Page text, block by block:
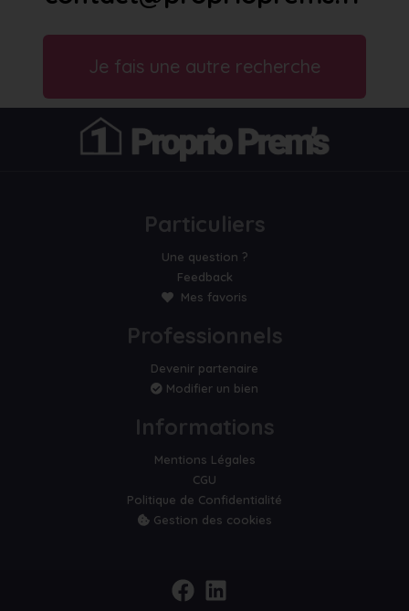
Je fais une autre recherche
Particuliers
Une question ?
Feedback
Mes favoris
Professionnels
Devenir partenaire
Modifier un bien
Informations
Mentions Légales
CGU
Politique de Confidentialité
Gestion des cookies